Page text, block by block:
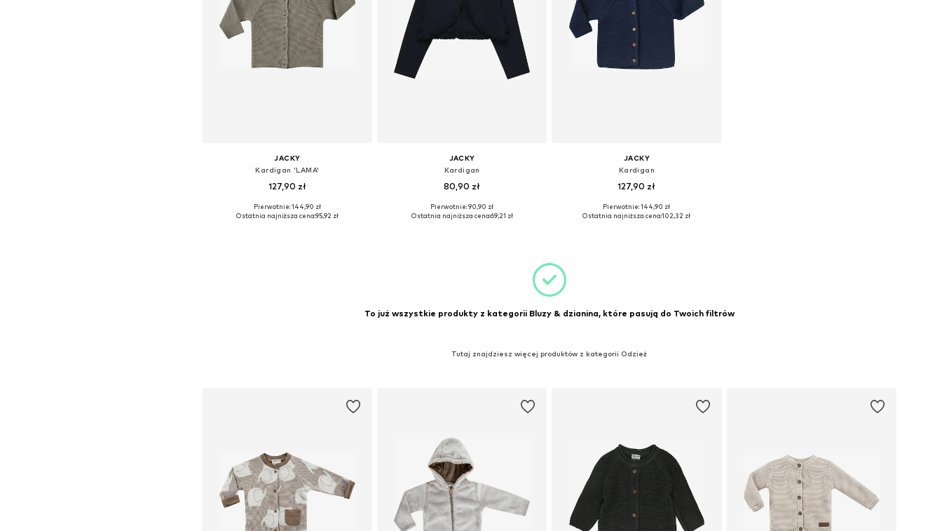
JACKY
Kardigan 'LAMA'
127,90 zł
Dostępne rozmiary: 50, 62, 80, 86
Pierwotnie: 144,90 zł
Ostatnia najniższa cena:95,92 zł
JACKY
Kardigan
80,90 zł
Dostępne w różnych rozmiarach
Pierwotnie: 90,90 zł
Ostatnia najniższa cena:69,21 zł
JACKY
Kardigan
127,90 zł
Dostępne rozmiary: 56, 62, 104
Pierwotnie: 144,90 zł
Ostatnia najniższa cena:102,32 zł
To już wszystkie produkty z kategorii Bluzy & dzianina, które pasują do Twoich filtrów
Tutaj znajdziesz więcej produktów z kategorii Odzież